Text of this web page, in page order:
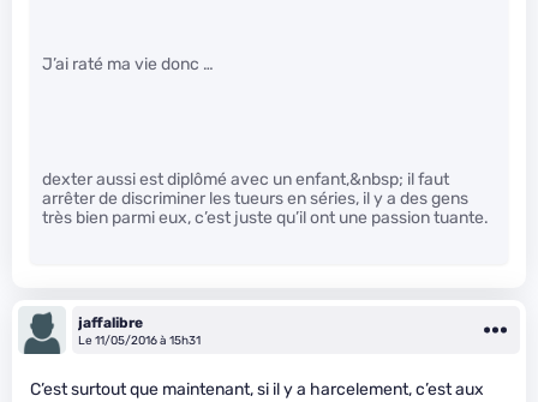
J’ai raté ma vie donc …
dexter aussi est diplômé avec un enfant,&nbsp; il faut
arrêter de discriminer les tueurs en séries, il y a des gens
très bien parmi eux, c’est juste qu’il ont une passion tuante.
jaffalibre
Le 11/05/2016 à 15h31
C’est surtout que maintenant, si il y a harcelement, c’est aux